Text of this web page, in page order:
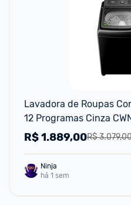
Lavadora de Roupas
12 Programas Cinza
R$
R$1.889,00
há 1 sem